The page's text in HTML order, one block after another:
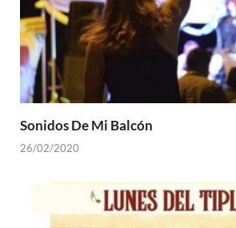
Sonidos De Mi Balcón
26/02/2020